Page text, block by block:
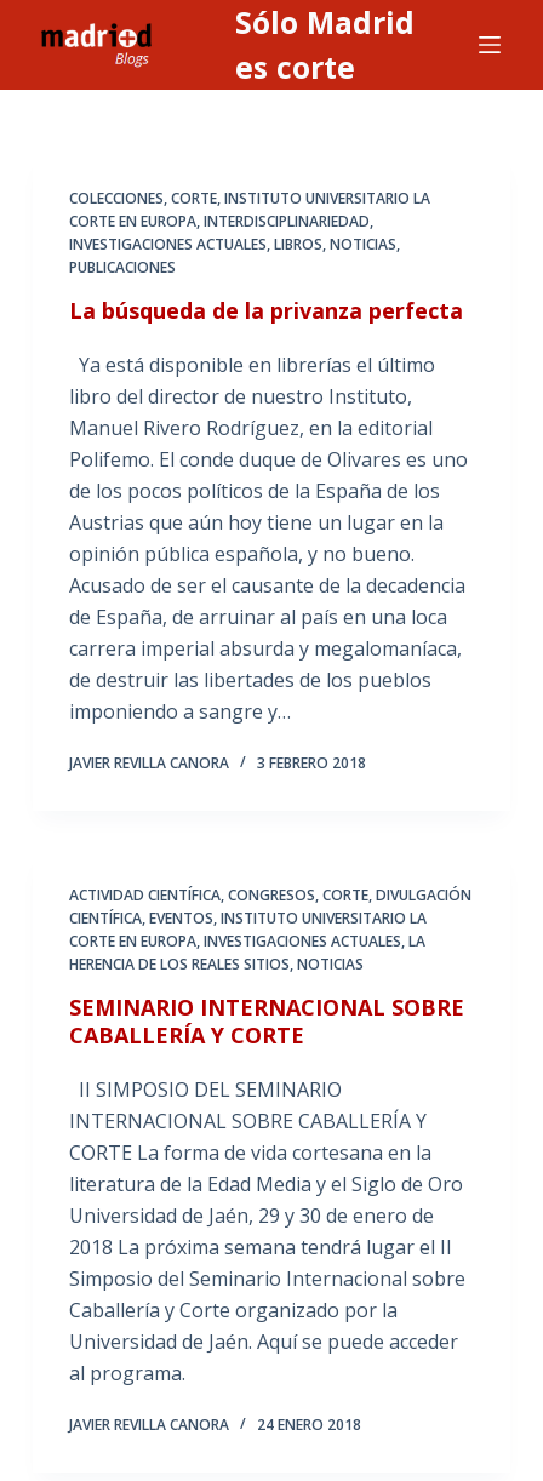
l
Sólo Madrid
es corte
COLECCIONES,CORTE,INSTITUTO UNIVERSITARIO LA
CORTE EN EUROPA,INTERDISCIPLINARIEDAD,
INVESTIGACIONES ACTUALES,LIBROS,NOTICIAS,
PUBLICACIONES
La búsqueda de la privanza perfecta
Ya está disponible en librerías el último
libro del director de nuestro Instituto,
Manuel Rivero Rodríguez, en la editorial
Polifemo. El conde duque de Olivares es uno
de los pocos políticos de la España de los
Austrias que aún hoy tiene un lugar en la
opinión pública española, y no bueno.
Acusado de ser el causante de la decadencia
de España, de arruinar al país en una loca
carrera imperial absurda y megalomaníaca,
de destruir las libertades de los pueblos
imponiendo a sangre y…
JAVIER REVILLA CANORA 3 FEBRERO 2018
ACTIVIDAD CIENTÍFICA,CONGRESOS,CORTE,DIVULGACIÓN
CIENTÍFICA,EVENTOS,INSTITUTO UNIVERSITARIO LA
CORTE EN EUROPA,INVESTIGACIONES ACTUALES,LA
HERENCIA DE LOS REALES SITIOS,NOTICIAS
SEMINARIO INTERNACIONAL SOBRE
CABALLERÍA Y CORTE
II SIMPOSIO DEL SEMINARIO
INTERNACIONAL SOBRE CABALLERÍA Y
CORTE La forma de vida cortesana en la
literatura de la Edad Media y el Siglo de Oro
Universidad de Jaén, 29 y 30 de enero de
2018 La próxima semana tendrá lugar el II
Simposio del Seminario Internacional sobre
Caballería y Corte organizado por la
Universidad de Jaén. Aquí se puede acceder
al programa.
JAVIER REVILLA CANORA 24 ENERO 2018